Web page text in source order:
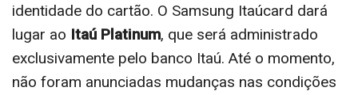
identidade do cartão. O Samsung Itaúcard dará
lugar ao Itaú Platinum, que será administrado
exclusivamente pelo banco Itaú. Até o momento,
não foram anunciadas mudanças nas condições